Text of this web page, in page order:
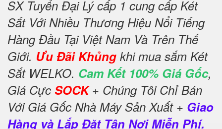
SX Tuyển Đại Lý cấp 1 cung cấp Két
Sắt Với Nhiều Thương Hiệu Nổi Tiếng
Hàng Đầu Tại Việt Nam Và Trên Thế
Giới. Ưu Đãi Khủng khi mua sắm Két
Sắt WELKO. Cam Kết 100% Giá Gốc,
Giá Cực SOCK+ Chúng Tôi Chỉ Bán
Với Giá Gốc Nhà Máy Sản Xuất + Giao
Hàng và Lắp Đặt Tận Nơi Miễn Phí.